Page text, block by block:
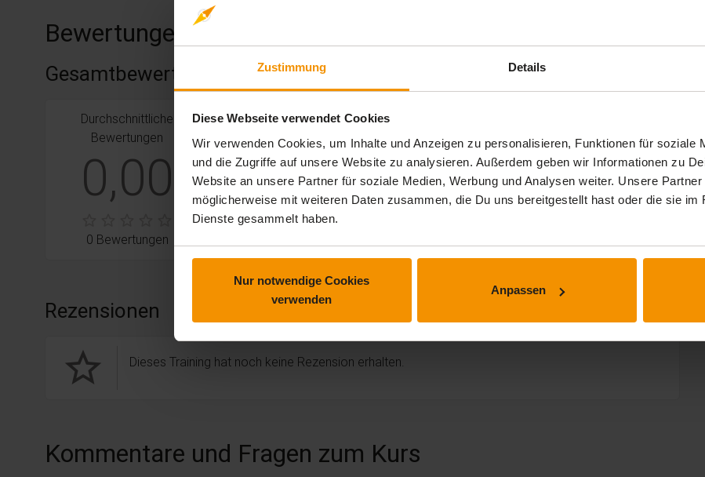
Zustimmung Details
Diese Webseite verwendet Cookies
Wir verwenden Cookies, um Inhalte und Anzeigen zu personalisieren, Funktionen für soziale
und die Zugriffe auf unsere Website zu analysieren. Außerdem geben wir Informationen zu
Website an unsere Partner für soziale Medien, Werbung und Analysen weiter. Unsere
möglicherweise mit weiteren Daten zusammen, die Du uns bereitgestellt hast oder die sie im
Dienste gesammelt haben.
Nur notwendige Cookies
verwenden
Anpassen
Bewertungen
Gesamtbewertung
Durchschnittliche
Bewertungen
0,00
0 Bewertungen
5 stars: 0
Bewertungen
4stars: 0
Bewertungen
3stars: 0
Bewertungen
2stars: 0
Bewertungen
Rezensionen
star_border Dieses Training hat noch keine Rezension erhalten.
Kommentare und Fragen zum Kurs